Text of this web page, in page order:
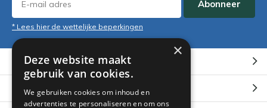
Abonneer
* Lees hier de wettelijke beperkingen
Klantenservice
Mijn account
×
Deze website maakt
gebruik van cookies.
We gebruiken cookies om inhoud en
advertenties te personaliseren en om ons